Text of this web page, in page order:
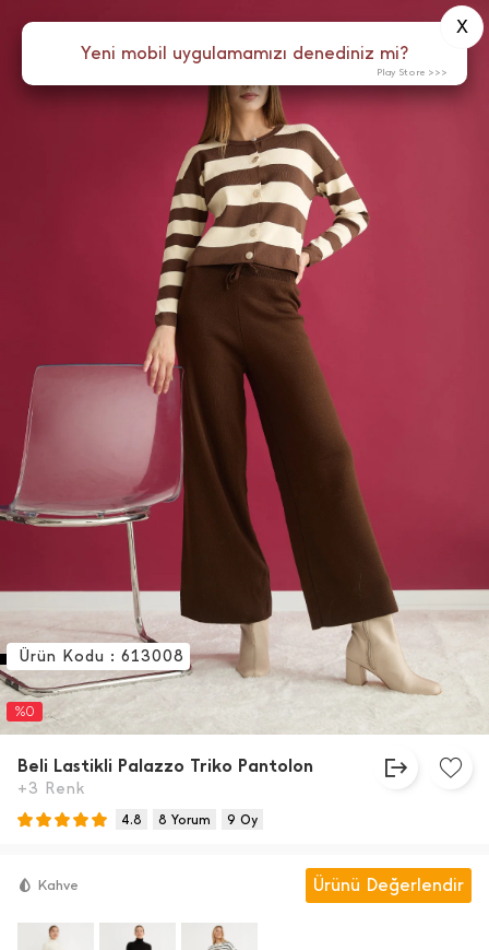
Menü
%0
Beli Lastikli Palazzo Triko Pantolon
+3 Renk
Ürün Kodu : 613008
4.8 8 Yorum 9 Oy
Kahve Ürünü Değerlendir
Yeni mobil uygulamamızı denediniz mi?
X
Play Store >>>